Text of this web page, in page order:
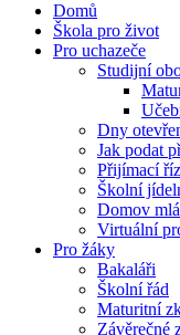
Domů
Škola pro život
Pro uchazeče
Studijní
Dny
Jak podat
Přijímací
Školní
Domov
Virtuální
Pro žáky
Bakaláři
Školní řád
Maturitní
Závěrečné